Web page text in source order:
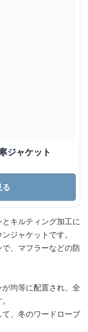
ジャケット
る
キルティング加工に
ジャケットです。
、マフラーなどの防
均等に配置され、全
、冬のワードローブ